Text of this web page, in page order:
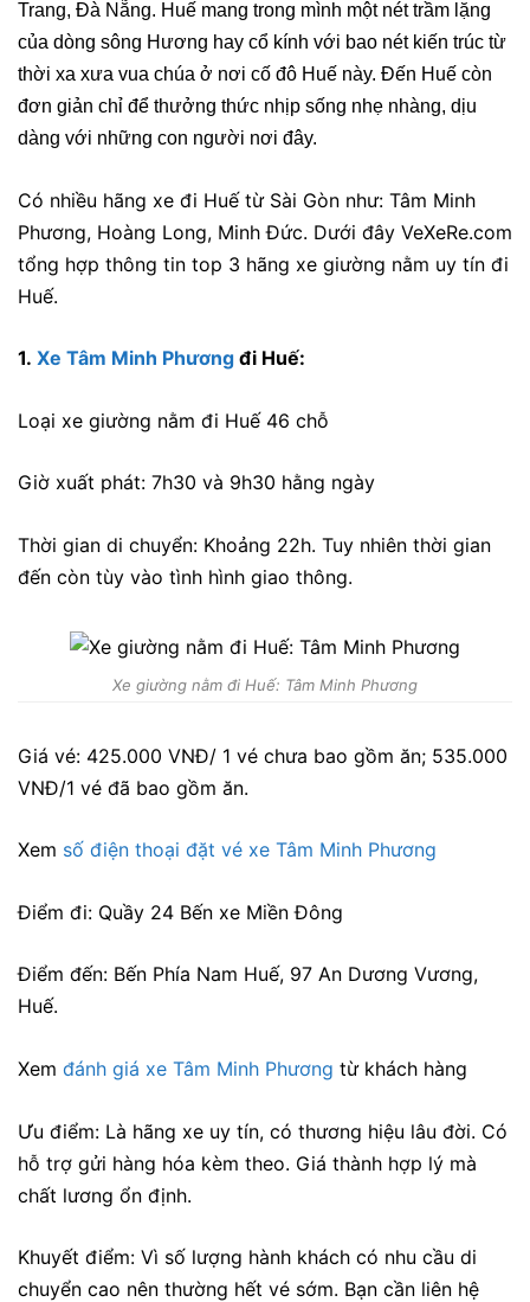
Trang, Đà Nẵng. Huế mang trong mình một nét trầm lặng
của dòng sông Hương hay cổ kính với bao nét kiến trúc từ
thời xa xưa vua chúa ở nơi cố đô Huế này. Đến Huế còn
đơn giản chỉ để thưởng thức nhịp sống nhẹ nhàng, dịu
dàng với những con người nơi đây.
Có nhiều hãng xe đi Huế từ Sài Gòn như: Tâm Minh
Phương, Hoàng Long, Minh Đức. Dưới đây VeXeRe.com
tổng hợp thông tin top 3 hãng xe giường nằm uy tín đi
Huế.
1. Xe Tâm Minh Phương đi Huế:
Loại xe giường nằm đi Huế 46 chỗ
Giờ xuất phát: 7h30 và 9h30 hằng ngày
Thời gian di chuyển: Khoảng 22h. Tuy nhiên thời gian
đến còn tùy vào tình hình giao thông.
Xe giường nằm đi Huế: Tâm Minh Phương
Giá vé: 425.000 VNĐ/ 1 vé chưa bao gồm ăn; 535.000
VNĐ/1 vé đã bao gồm ăn.
Xem số điện thoại đặt vé xe Tâm Minh Phương
Điểm đi: Quầy 24 Bến xe Miền Đông
Điểm đến: Bến Phía Nam Huế, 97 An Dương Vương,
Huế.
Xem đánh giá xe Tâm Minh Phương từ khách hàng
Ưu điểm: Là hãng xe uy tín, có thương hiệu lâu đời. Có
hỗ trợ gửi hàng hóa kèm theo. Giá thành hợp lý mà
chất lương ổn định.
Khuyết điểm: Vì số lượng hành khách có nhu cầu di
chuyển cao nên thường hết vé sớm. Bạn cần liên hệ